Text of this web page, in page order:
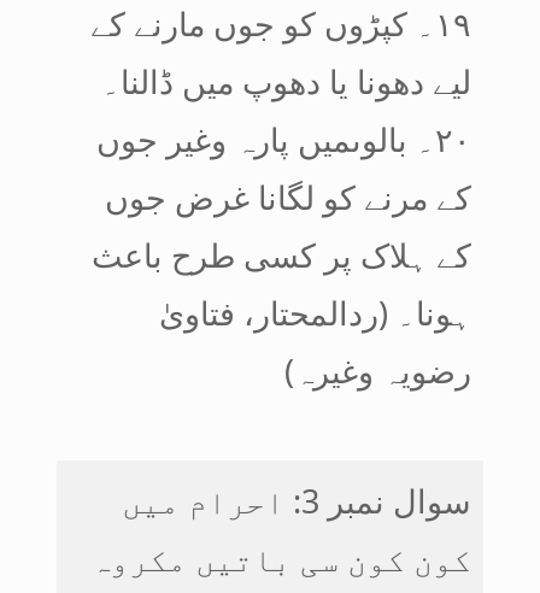
۱۹۔ کپڑوں کو جوں مارنے کے
لیے دھونا یا دھوپ میں ڈالنا۔
۲۰۔ بالوںمیں پارہ وغیر جوں
کے مرنے کو لگانا غرض جوں
کے ہلاک پر کسی طرح باعث
ہونا۔ (ردالمحتار، فتاویٰ
رضویہ وغیرہ)
سوال نمبر 3: احرام میں
کون کون سی باتیں مکروہ